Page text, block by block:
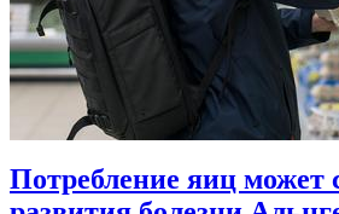
Потребление яиц может